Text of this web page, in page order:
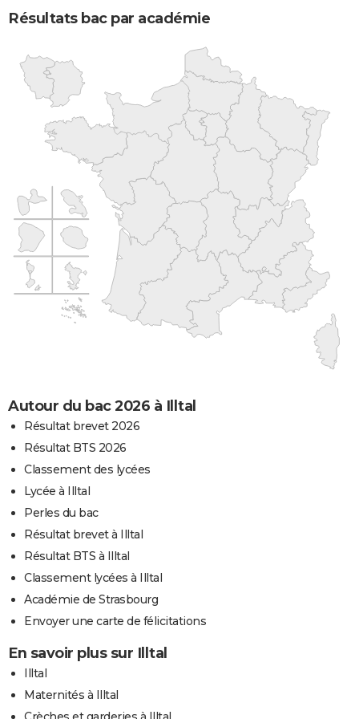
Résultats bac par académie
Autour du bac 2026 à Illtal
Résultat brevet 2026
Résultat BTS 2026
Classement des lycées
Lycée à Illtal
Perles du bac
Résultat brevet à Illtal
Résultat BTS à Illtal
Classement lycées à Illtal
Académie de Strasbourg
Envoyer une carte de félicitations
En savoir plus sur Illtal
Illtal
Maternités à Illtal